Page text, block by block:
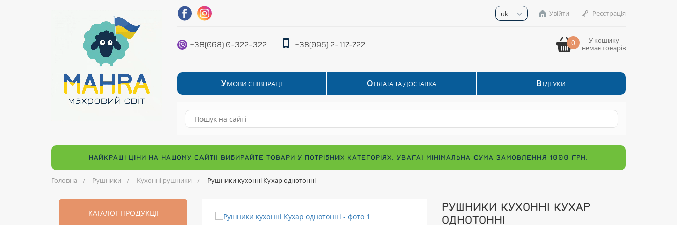
uk Увійти Реєстрація
+38(068) 0-322-322 +38(095) 2-117-722 0
У кошику
немає товарів
УМОВИ СПІВПРАЦІ ОПЛАТА ТА ДОСТАВКА ВІДГУКИ
НАЙКРАЩІ ЦІНИ НА НАШОМУ САЙТІ! ВИБИРАЙТЕ ТОВАРИ У ПОТРІБНИХ КАТЕГОРІЯХ. УВАГА! МІНІМАЛЬНА СУМА ЗАМОВЛЕННЯ 1000 ГРН.
Головна Рушники Кухонні рушники Рушники кухонні Кухар однотонні
КАТАЛОГ ПРОДУКЦІЇ
РУШНИКИ КУХОННІ КУХАР
ОДНОТОННІ